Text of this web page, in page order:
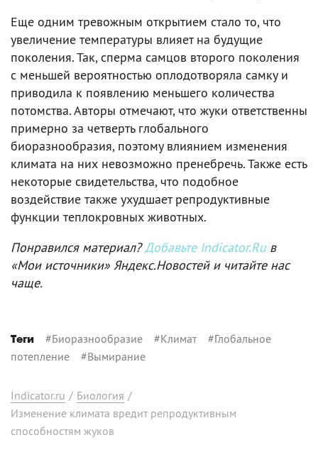
Еще одним тревожным открытием стало то, что
увеличение температуры влияет на будущие
поколения. Так, сперма самцов второго поколения
с меньшей вероятностью оплодотворяла самку и
приводила к появлению меньшего количества
потомства. Авторы отмечают, что жуки ответственны
примерно за четверть глобального
биоразнообразия, поэтому влиянием изменения
климата на них невозможно пренебречь. Также есть
некоторые свидетельства, что подобное
воздействие также ухудшает репродуктивные
функции теплокровных животных.
Понравился материал?Добавьте Indicator.Ruв
«Мои источники» Яндекс.Новостей и читайте нас
чаще.
Теги #Биоразнообразие #Климат#Глобальное
потепление #Вымирание
Indicator.ru / Биология /
Изменение климата вредит репродуктивным
способностям жуков